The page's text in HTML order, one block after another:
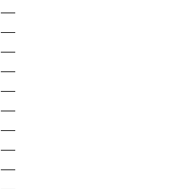
—
—
—
—
—
—
—
—
—